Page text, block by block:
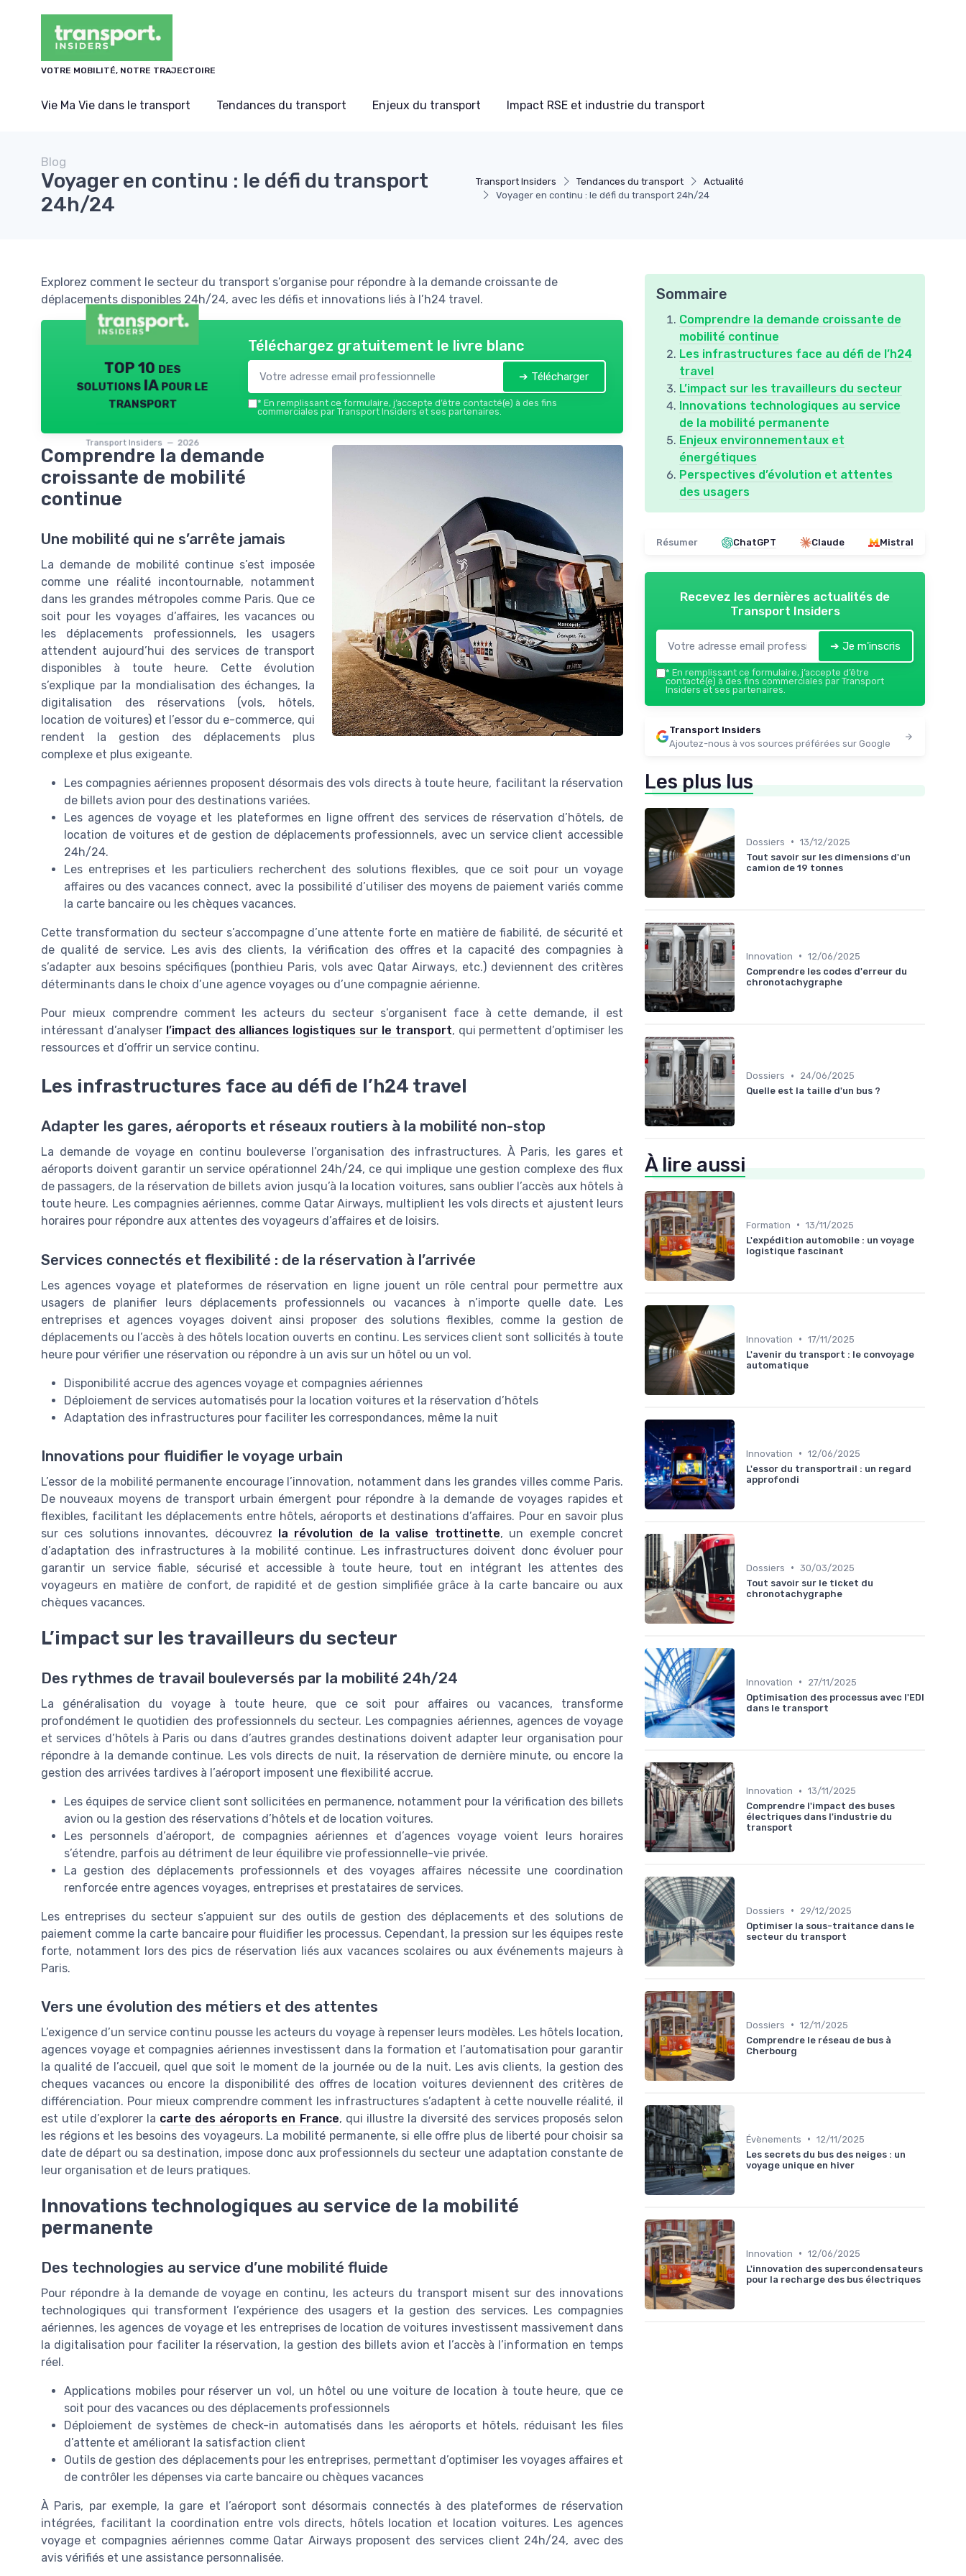
VOTRE MOBILITÉ, NOTRE TRAJECTOIRE
Vie Ma Vie dans le transport Tendances du transport Enjeux du transport Impact RSE et industrie du transport
Transport Insiders Tendances du transport
Actualité
Voyager en continu : le défi du transport 24h/24
Blog
Voyager en continu : le défi du transport
24h/24
Explorez comment le secteur du transport s’organise pour répondre à la demande croissante de
déplacements disponibles 24h/24, avec les défis et innovations liés à l’h24 travel.
TOP 10 des
solutions IA pour le
transport
Transport Insiders — 2026
Téléchargez gratuitement le livre blanc
➔ Télécharger
* En remplissant ce formulaire, j’accepte d’être contacté(e) à des fins
commerciales par Transport Insiders et ses partenaires.
Comprendre la demande
croissante de mobilité
continue
Une mobilité qui ne s’arrête jamais
La demande de mobilité continue s’est imposée
comme une réalité incontournable, notamment
dans les grandes métropoles comme Paris. Que ce
soit pour les voyages d’affaires, les vacances ou
les déplacements professionnels, les usagers
attendent aujourd’hui des services de transport
disponibles à toute heure. Cette évolution
s’explique par la mondialisation des échanges, la
digitalisation des réservations (vols, hôtels,
location de voitures) et l’essor du e-commerce, qui
rendent la gestion des déplacements plus
complexe et plus exigeante.
Les compagnies aériennes proposent désormais des vols directs à toute heure, facilitant la réservation
de billets avion pour des destinations variées.
Les agences de voyage et les plateformes en ligne offrent des services de réservation d’hôtels, de
location de voitures et de gestion de déplacements professionnels, avec un service client accessible
24h/24.
Les entreprises et les particuliers recherchent des solutions flexibles, que ce soit pour un voyage
affaires ou des vacances connect, avec la possibilité d’utiliser des moyens de paiement variés comme
la carte bancaire ou les chèques vacances.
Cette transformation du secteur s’accompagne d’une attente forte en matière de fiabilité, de sécurité et
de qualité de service. Les avis des clients, la vérification des offres et la capacité des compagnies à
s’adapter aux besoins spécifiques (ponthieu Paris, vols avec Qatar Airways, etc.) deviennent des critères
déterminants dans le choix d’une agence voyages ou d’une compagnie aérienne.
Pour mieux comprendre comment les acteurs du secteur s’organisent face à cette demande, il est
intéressant d’analyser l’impact des alliances logistiques sur le transport, qui permettent d’optimiser les
ressources et d’offrir un service continu.
Les infrastructures face au défi de l’h24 travel
Adapter les gares, aéroports et réseaux routiers à la mobilité non-stop
La demande de voyage en continu bouleverse l’organisation des infrastructures. À Paris, les gares et
aéroports doivent garantir un service opérationnel 24h/24, ce qui implique une gestion complexe des flux
de passagers, de la réservation de billets avion jusqu’à la location voitures, sans oublier l’accès aux hôtels à
toute heure. Les compagnies aériennes, comme Qatar Airways, multiplient les vols directs et ajustent leurs
horaires pour répondre aux attentes des voyageurs d’affaires et de loisirs.
Services connectés et flexibilité : de la réservation à l’arrivée
Les agences voyage et plateformes de réservation en ligne jouent un rôle central pour permettre aux
usagers de planifier leurs déplacements professionnels ou vacances à n’importe quelle date. Les
entreprises et agences voyages doivent ainsi proposer des solutions flexibles, comme la gestion de
déplacements ou l’accès à des hôtels location ouverts en continu. Les services client sont sollicités à toute
heure pour vérifier une réservation ou répondre à un avis sur un hôtel ou un vol.
Disponibilité accrue des agences voyage et compagnies aériennes
Déploiement de services automatisés pour la location voitures et la réservation d’hôtels
Adaptation des infrastructures pour faciliter les correspondances, même la nuit
Innovations pour fluidifier le voyage urbain
L’essor de la mobilité permanente encourage l’innovation, notamment dans les grandes villes comme Paris.
De nouveaux moyens de transport urbain émergent pour répondre à la demande de voyages rapides et
flexibles, facilitant les déplacements entre hôtels, aéroports et destinations d’affaires. Pour en savoir plus
sur ces solutions innovantes, découvrez la révolution de la valise trottinette, un exemple concret
d’adaptation des infrastructures à la mobilité continue. Les infrastructures doivent donc évoluer pour
garantir un service fiable, sécurisé et accessible à toute heure, tout en intégrant les attentes des
voyageurs en matière de confort, de rapidité et de gestion simplifiée grâce à la carte bancaire ou aux
chèques vacances.
L’impact sur les travailleurs du secteur
Des rythmes de travail bouleversés par la mobilité 24h/24
La généralisation du voyage à toute heure, que ce soit pour affaires ou vacances, transforme
profondément le quotidien des professionnels du secteur. Les compagnies aériennes, agences de voyage
et services d’hôtels à Paris ou dans d’autres grandes destinations doivent adapter leur organisation pour
répondre à la demande continue. Les vols directs de nuit, la réservation de dernière minute, ou encore la
gestion des arrivées tardives à l’aéroport imposent une flexibilité accrue.
Les équipes de service client sont sollicitées en permanence, notamment pour la vérification des billets
avion ou la gestion des réservations d’hôtels et de location voitures.
Les personnels d’aéroport, de compagnies aériennes et d’agences voyage voient leurs horaires
s’étendre, parfois au détriment de leur équilibre vie professionnelle-vie privée.
La gestion des déplacements professionnels et des voyages affaires nécessite une coordination
renforcée entre agences voyages, entreprises et prestataires de services.
Les entreprises du secteur s’appuient sur des outils de gestion des déplacements et des solutions de
paiement comme la carte bancaire pour fluidifier les processus. Cependant, la pression sur les équipes reste
forte, notamment lors des pics de réservation liés aux vacances scolaires ou aux événements majeurs à
Paris.
Vers une évolution des métiers et des attentes
L’exigence d’un service continu pousse les acteurs du voyage à repenser leurs modèles. Les hôtels location,
agences voyage et compagnies aériennes investissent dans la formation et l’automatisation pour garantir
la qualité de l’accueil, quel que soit le moment de la journée ou de la nuit. Les avis clients, la gestion des
cheques vacances ou encore la disponibilité des offres de location voitures deviennent des critères de
différenciation. Pour mieux comprendre comment les infrastructures s’adaptent à cette nouvelle réalité, il
est utile d’explorer la carte des aéroports en France, qui illustre la diversité des services proposés selon
les régions et les besoins des voyageurs. La mobilité permanente, si elle offre plus de liberté pour choisir sa
date de départ ou sa destination, impose donc aux professionnels du secteur une adaptation constante de
leur organisation et de leurs pratiques.
Innovations technologiques au service de la mobilité
permanente
Des technologies au service d’une mobilité fluide
Pour répondre à la demande de voyage en continu, les acteurs du transport misent sur des innovations
technologiques qui transforment l’expérience des usagers et la gestion des services. Les compagnies
aériennes, les agences de voyage et les entreprises de location de voitures investissent massivement dans
la digitalisation pour faciliter la réservation, la gestion des billets avion et l’accès à l’information en temps
réel.
Applications mobiles pour réserver un vol, un hôtel ou une voiture de location à toute heure, que ce
soit pour des vacances ou des déplacements professionnels
Déploiement de systèmes de check-in automatisés dans les aéroports et hôtels, réduisant les files
d’attente et améliorant la satisfaction client
Outils de gestion des déplacements pour les entreprises, permettant d’optimiser les voyages affaires et
de contrôler les dépenses via carte bancaire ou chèques vacances
À Paris, par exemple, la gare et l’aéroport sont désormais connectés à des plateformes de réservation
intégrées, facilitant la coordination entre vols directs, hôtels location et location voitures. Les agences
voyage et compagnies aériennes comme Qatar Airways proposent des services client 24h/24, avec des
avis vérifiés et une assistance personnalisée.
Sommaire
Comprendre la demande croissante de
mobilité continue
Les infrastructures face au défi de l’h24
travel
L’impact sur les travailleurs du secteur
Innovations technologiques au service
de la mobilité permanente
Enjeux environnementaux et
énergétiques
Perspectives d’évolution et attentes
des usagers
Résumer ChatGPT Claude Mistral
Recevez les dernières actualités de
Transport Insiders
➔ Je m'inscris
* En remplissant ce formulaire, j’accepte d’être
contacté(e) à des fins commerciales par Transport
Insiders et ses partenaires.
Transport Insiders
Ajoutez-nous à vos sources préférées sur Google
Les plus lus
Dossiers • 13/12/2025
Tout savoir sur les dimensions d'un
camion de 19 tonnes
Innovation • 12/06/2025
Comprendre les codes d'erreur du
chronotachygraphe
Dossiers •
24/06/2025
Quelle est la taille d'un bus ?
À lire aussi
Formation • 13/11/2025
L'expédition automobile : un voyage
logistique fascinant
Innovation • 17/11/2025
L'avenir du transport : le convoyage
automatique
Innovation • 12/06/2025
L'essor du transportrail : un regard
approfondi
Dossiers • 30/03/2025
Tout savoir sur le ticket du
chronotachygraphe
Innovation •
27/11/2025
Optimisation des processus avec l'EDI
dans le transport
Innovation • 13/11/2025
Comprendre l'impact des buses
électriques dans l'industrie du
transport
Dossiers •
29/12/2025
Optimiser la sous-traitance dans le
secteur du transport
Dossiers • 12/11/2025
Comprendre le réseau de bus à
Cherbourg
Évènements • 12/11/2025
Les secrets du bus des neiges : un
voyage unique en hiver
Innovation • 12/06/2025
L'innovation des supercondensateurs
pour la recharge des bus électriques